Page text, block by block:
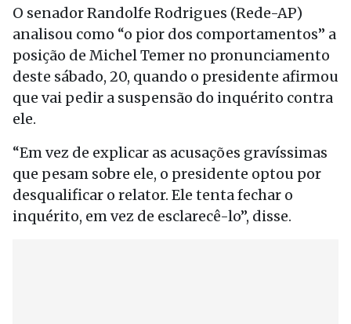
O senador Randolfe Rodrigues (Rede-AP)
analisou como “o pior dos comportamentos” a
posição de Michel Temer no pronunciamento
deste sábado, 20, quando o presidente afirmou
que vai pedir a suspensão do inquérito contra
ele.
“Em vez de explicar as acusações gravíssimas
que pesam sobre ele, o presidente optou por
desqualificar o relator. Ele tenta fechar o
inquérito, em vez de esclarecê-lo”, disse.